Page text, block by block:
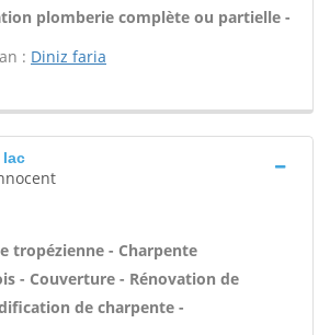
plomberie complète ou partielle -
: Diniz faria
lac
tropézienne - Charpente
- Couverture - Rénovation de
de charpente -